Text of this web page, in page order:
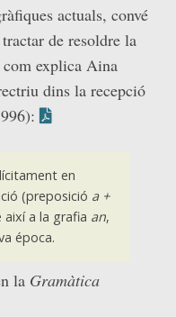
actuals, convé
de resoldre la
com explica Aina
dins la recepció
en
(preposició a +
a la grafia an,
época.
la Gramàtica